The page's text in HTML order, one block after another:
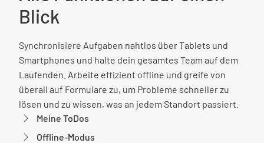
Blick
Synchronisiere Aufgaben nahtlos über Tablets und
Smartphones und halte dein gesamtes Team auf dem
Laufenden. Arbeite effizient offline und greife von
überall auf Formulare zu, um Probleme schneller zu
lösen und zu wissen, was an jedem Standort passiert.
Meine ToDos
Offline-Modus